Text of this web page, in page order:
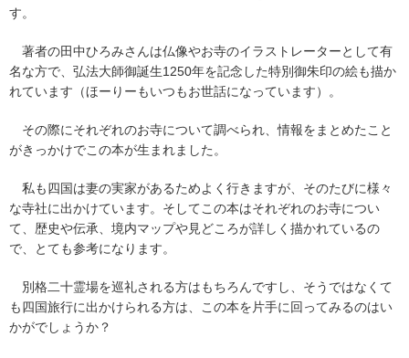
す。
著者の田中ひろみさんは仏像やお寺のイラストレーターとして有
名な方で、弘法大師御誕生1250年を記念した特別御朱印の絵も描か
れています（ほーりーもいつもお世話になっています）。
その際にそれぞれのお寺について調べられ、情報をまとめたこと
がきっかけでこの本が生まれました。
私も四国は妻の実家があるためよく行きますが、そのたびに様々
な寺社に出かけています。そしてこの本はそれぞれのお寺につい
て、歴史や伝承、境内マップや見どころが詳しく描かれているの
で、とても参考になります。
別格二十霊場を巡礼される方はもちろんですし、そうではなくて
も四国旅行に出かけられる方は、この本を片手に回ってみるのはい
かがでしょうか？